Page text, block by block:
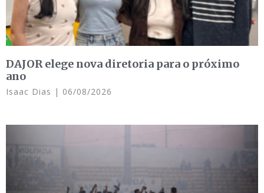
DAJOR elege nova diretoria para o próximo
ano
Isaac Dias 06/08/2026